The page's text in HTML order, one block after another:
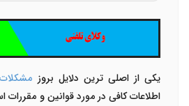
یکی از اصلی ترین دلایل بروز
اطلاعات کافی در مورد قوانین و